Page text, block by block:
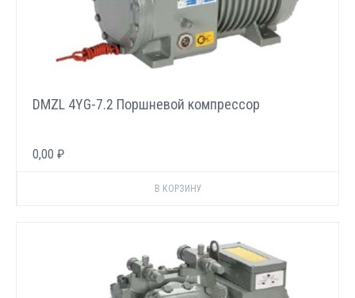
DMZL 4YG-7.2 Поршневой компрессор
0,00 ₽